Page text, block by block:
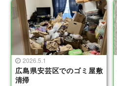
2026.5.1
広島県安芸区でのゴミ屋敷
清掃